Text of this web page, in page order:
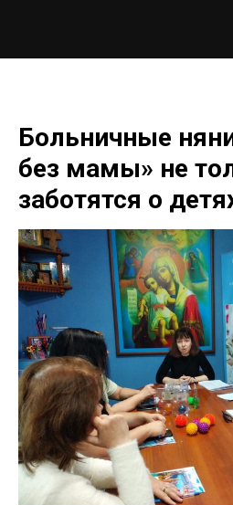
Больничные
без мамы» не
заботятся о